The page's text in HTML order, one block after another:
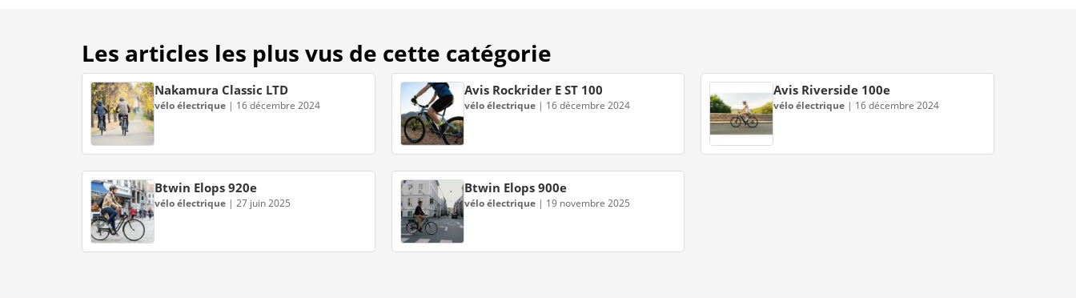
Les articles les plus vus de cette catégorie
Nakamura Classic LTD
vélo électrique | 16 décembre 2024
Avis Rockrider E ST 100
vélo électrique| 16 décembre 2024
Avis Riverside 100e
vélo électrique | 16 décembre 2024
Btwin Elops 920e
vélo électrique | 27 juin 2025
Btwin Elops 900e
vélo électrique| 19 novembre 2025